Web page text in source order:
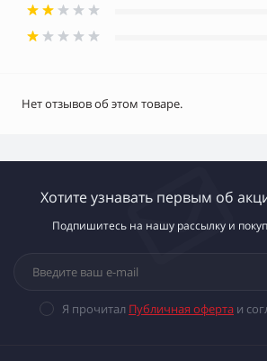
Нет отзывов об этом товаре.
Хотите узнавать первым об
Подпишитесь на нашу рассылку и
Я прочитал Публичная оферта и